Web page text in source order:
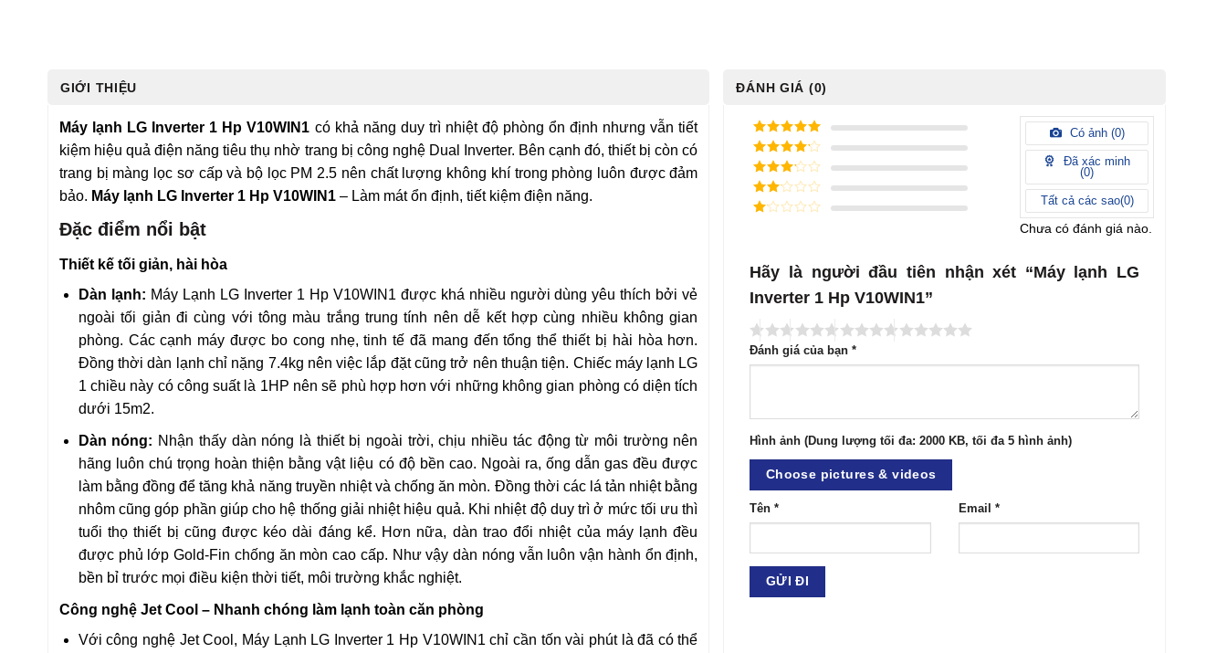
GIỚI THIỆU
Máy lạnh LG Inverter 1 Hp V10WIN1 có khả năng duy trì nhiệt độ phòng ổn định nhưng vẫn tiết
kiệm hiệu quả điện năng tiêu thụ nhờ trang bị công nghệ Dual Inverter. Bên cạnh đó, thiết bị còn có
trang bị màng lọc sơ cấp và bộ lọc PM 2.5 nên chất lượng không khí trong phòng luôn được đảm
bảo. Máy lạnh LG Inverter 1 Hp V10WIN1 – Làm mát ổn định, tiết kiệm điện năng.
Đặc điểm nổi bật
Thiết kế tối giản, hài hòa
Dàn lạnh: Máy Lạnh LG Inverter 1 Hp V10WIN1 được khá nhiều người dùng yêu thích bởi vẻ
ngoài tối giản đi cùng với tông màu trắng trung tính nên dễ kết hợp cùng nhiều không gian
phòng. Các cạnh máy được bo cong nhẹ, tinh tế đã mang đến tổng thể thiết bị hài hòa hơn.
Đồng thời dàn lạnh chỉ nặng 7.4kg nên việc lắp đặt cũng trở nên thuận tiện. Chiếc máy lạnh LG
1 chiều này có công suất là 1HP nên sẽ phù hợp hơn với những không gian phòng có diện tích
dưới 15m2.
Dàn nóng: Nhận thấy dàn nóng là thiết bị ngoài trời, chịu nhiều tác động từ môi trường nên
hãng luôn chú trọng hoàn thiện bằng vật liệu có độ bền cao. Ngoài ra, ống dẫn gas đều được
làm bằng đồng để tăng khả năng truyền nhiệt và chống ăn mòn. Đồng thời các lá tản nhiệt bằng
nhôm cũng góp phần giúp cho hệ thống giải nhiệt hiệu quả. Khi nhiệt độ duy trì ở mức tối ưu thì
tuổi thọ thiết bị cũng được kéo dài đáng kể. Hơn nữa, dàn trao đổi nhiệt của máy lạnh đều
được phủ lớp Gold-Fin chống ăn mòn cao cấp. Như vậy dàn nóng vẫn luôn vận hành ổn định,
bền bỉ trước mọi điều kiện thời tiết, môi trường khắc nghiệt.
Công nghệ Jet Cool – Nhanh chóng làm lạnh toàn căn phòng
Với công nghệ Jet Cool, Máy Lạnh LG Inverter 1 Hp V10WIN1 chỉ cần tốn vài phút là đã có thể
ĐÁNH GIÁ (0)
5/ 5 điểm
4/ 5
điểm
3/ 5
điểm
2/
điểm
Có ảnh (0)
Đã xác minh
(0)
Tất cả các sao(0)
Chưa có đánh giá nào.
Hãy là người đầu tiên nhận xét “Máy lạnh LG
Inverter 1 Hp V10WIN1”
Đánh giá của bạn*
Hình ảnh (Dung lượng tối đa: 2000 KB, tối đa 5 hình ảnh)
Choose pictures & videos
Tên* Email *